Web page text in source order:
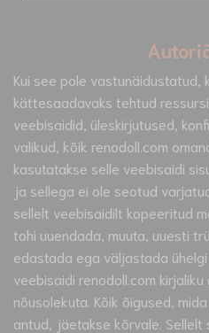
Kui see pole vastunäidustatud,
kättesaadavaks tehtud
veebisaidid, üleskirjutused,
valikud, kõik renodoll.com
kasutatakse selle veebisaidi
ja sellega ei ole seotud
sellelt veebisaidilt kopeeritud
tohi uuendada, muuta, uuesti
edastada ega väljastada
veebisaidi renodoll.com kirjaliku
nõusolekuta. Kõik õigused,
antud, jäetakse kõrvale.